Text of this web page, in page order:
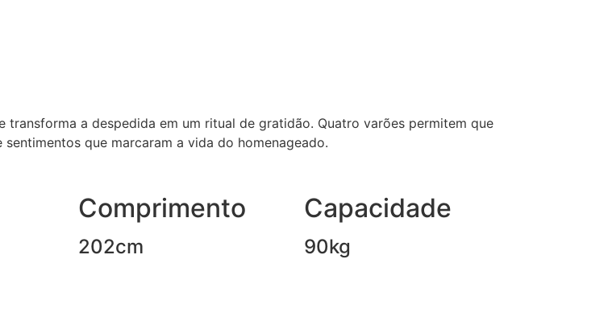
a despedida em um ritual de gratidão. Quatro varões permitem que
que marcaram a vida do homenageado.
Comprimento
202cm
Capacidade
90kg